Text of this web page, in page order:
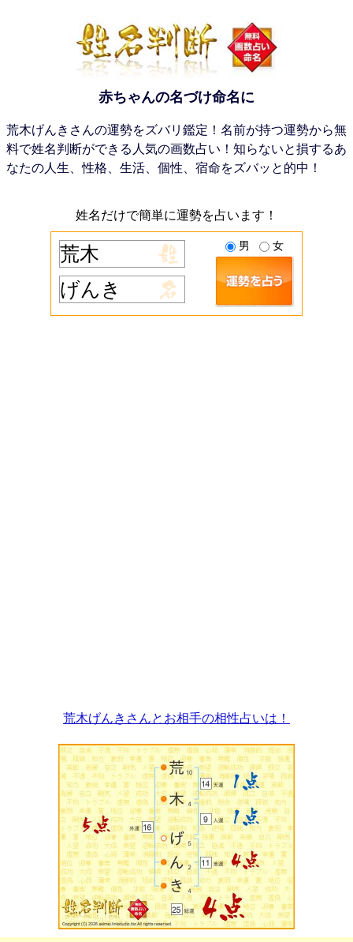
赤ちゃんの名づけ命名に
荒木げんきさんの運勢をズバリ鑑定！名前が持つ運勢から無
料で姓名判断ができる人気の画数占い！知らないと損するあ
なたの人生、性格、生活、個性、宿命をズバッと的中！
姓名だけで簡単に運勢を占います！
男 女
荒木げんきさんとお相手の相性占いは！